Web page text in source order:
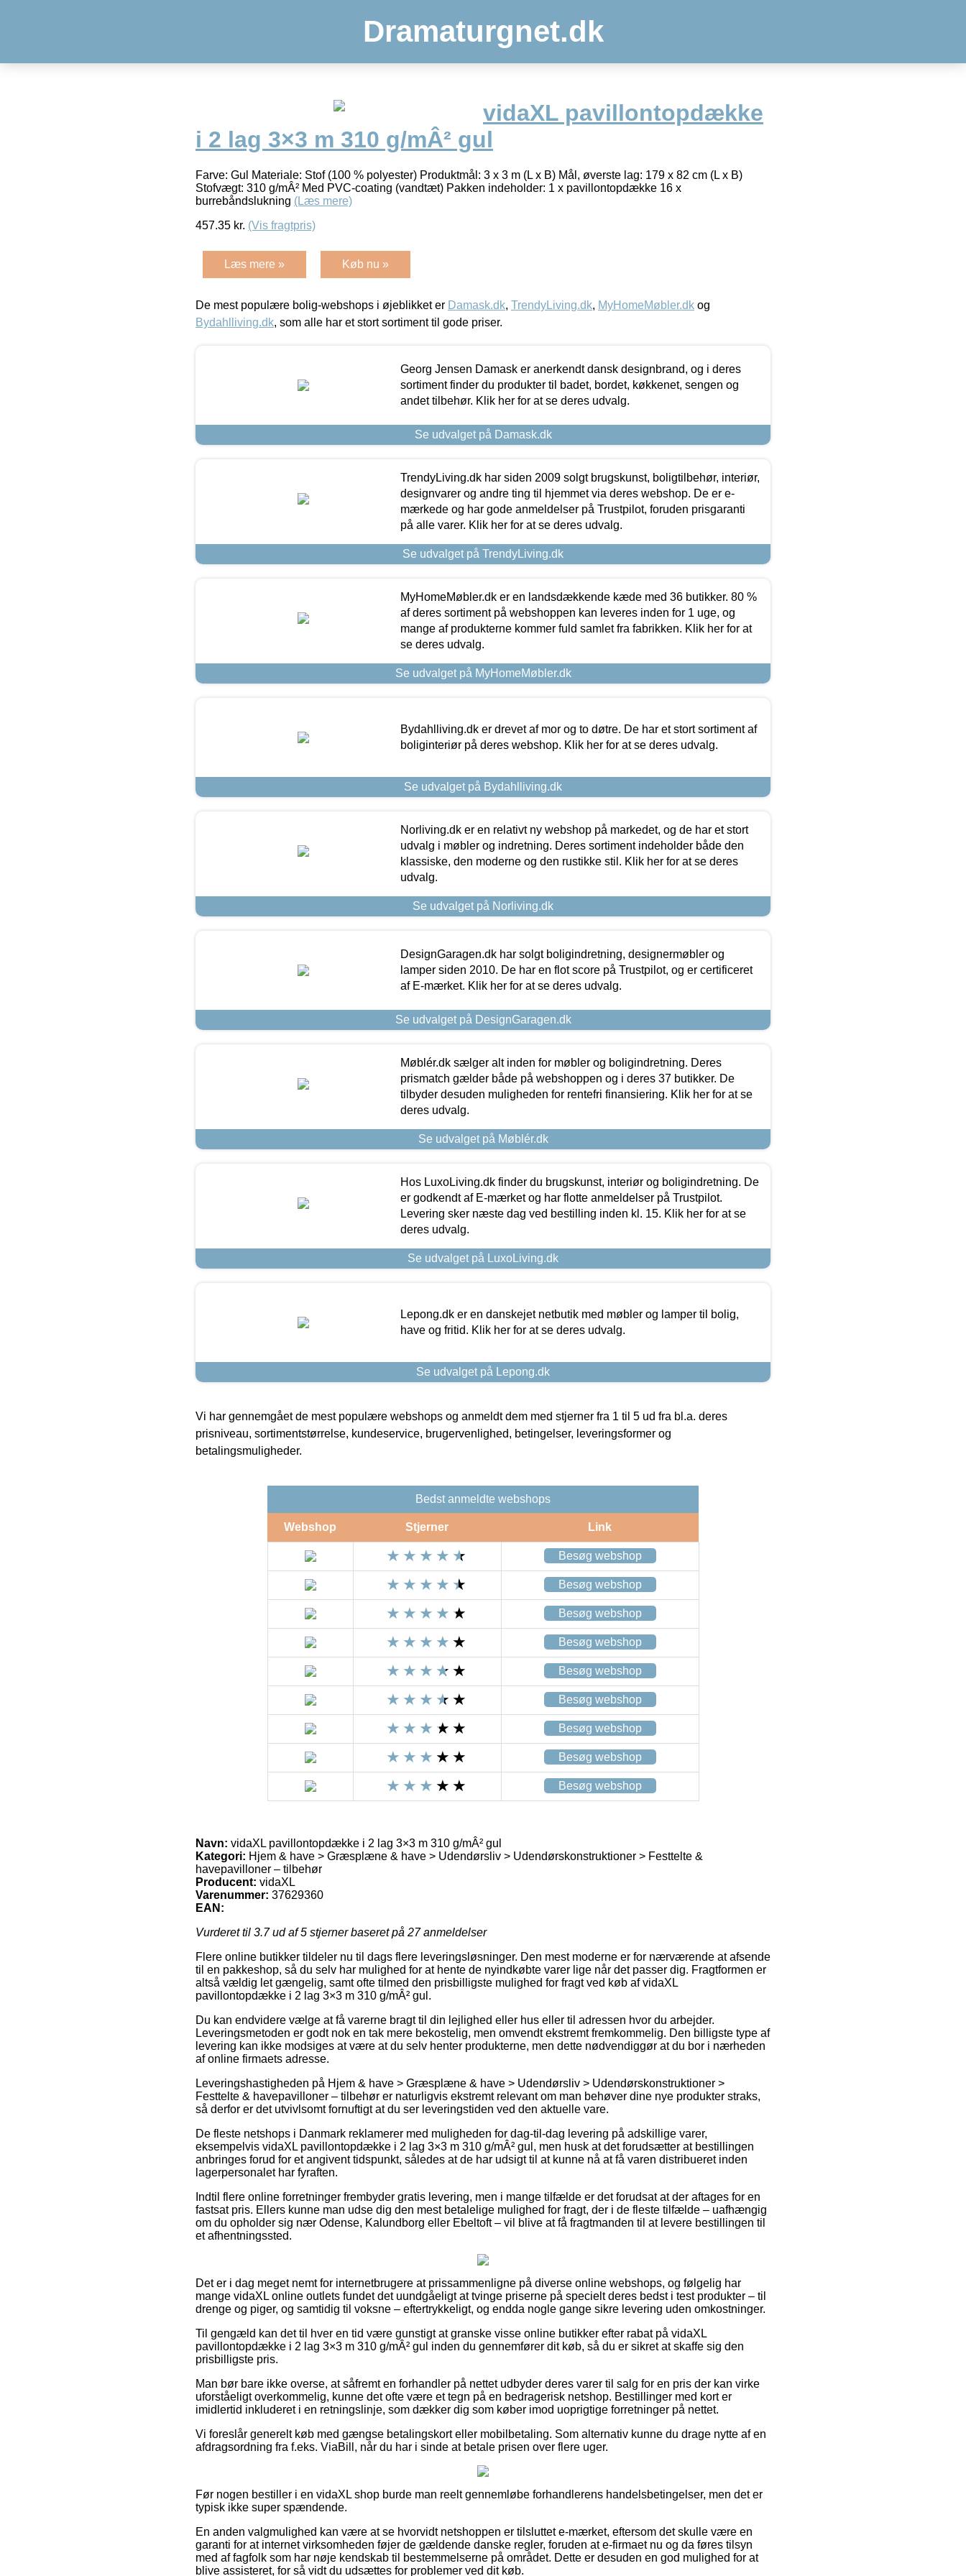
Dramaturgnet.dk
vidaXL pavillontopdække
i 2 lag 3×3 m 310 g/mÂ² gul
Farve: Gul Materiale: Stof (100 % polyester) Produktmål: 3 x 3 m (L x B) Mål, øverste lag: 179 x 82 cm (L x B)
Stofvægt: 310 g/mÂ² Med PVC-coating (vandtæt) Pakken indeholder: 1 x pavillontopdække 16 x
burrebåndslukning (Læs mere)
457.35 kr. (Vis fragtpris)
Læs mere » Køb nu »
De mest populære bolig-webshops i øjeblikket er Damask.dk, TrendyLiving.dk, MyHomeMøbler.dk og
Bydahlliving.dk, som alle har et stort sortiment til gode priser.
Georg Jensen Damask er anerkendt dansk designbrand, og i deres
sortiment finder du produkter til badet, bordet, køkkenet, sengen og
andet tilbehør. Klik her for at se deres udvalg.
Se udvalget på Damask.dk
TrendyLiving.dk har siden 2009 solgt brugskunst, boligtilbehør, interiør,
designvarer og andre ting til hjemmet via deres webshop. De er e-
mærkede og har gode anmeldelser på Trustpilot, foruden prisgaranti
på alle varer. Klik her for at se deres udvalg.
Se udvalget på TrendyLiving.dk
MyHomeMøbler.dk er en landsdækkende kæde med 36 butikker. 80 %
af deres sortiment på webshoppen kan leveres inden for 1 uge, og
mange af produkterne kommer fuld samlet fra fabrikken. Klik her for at
se deres udvalg.
Se udvalget på MyHomeMøbler.dk
Bydahlliving.dk er drevet af mor og to døtre. De har et stort sortiment af
boliginteriør på deres webshop. Klik her for at se deres udvalg.
Se udvalget på Bydahlliving.dk
Norliving.dk er en relativt ny webshop på markedet, og de har et stort
udvalg i møbler og indretning. Deres sortiment indeholder både den
klassiske, den moderne og den rustikke stil. Klik her for at se deres
udvalg.
Se udvalget på Norliving.dk
DesignGaragen.dk har solgt boligindretning, designermøbler og
lamper siden 2010. De har en flot score på Trustpilot, og er certificeret
af E-mærket. Klik her for at se deres udvalg.
Se udvalget på DesignGaragen.dk
Møblér.dk sælger alt inden for møbler og boligindretning. Deres
prismatch gælder både på webshoppen og i deres 37 butikker. De
tilbyder desuden muligheden for rentefri finansiering. Klik her for at se
deres udvalg.
Se udvalget på Møblér.dk
Hos LuxoLiving.dk finder du brugskunst, interiør og boligindretning. De
er godkendt af E-mærket og har flotte anmeldelser på Trustpilot.
Levering sker næste dag ved bestilling inden kl. 15. Klik her for at se
deres udvalg.
Se udvalget på LuxoLiving.dk
Lepong.dk er en danskejet netbutik med møbler og lamper til bolig,
have og fritid. Klik her for at se deres udvalg.
Se udvalget på Lepong.dk
Vi har gennemgået de mest populære webshops og anmeldt dem med stjerner fra 1 til 5 ud fra bl.a. deres
prisniveau, sortimentstørrelse, kundeservice, brugervenlighed, betingelser, leveringsformer og
betalingsmuligheder.
Bedst anmeldte webshops
Webshop Stjerner Link
Besøg webshop
Besøg webshop
Besøg webshop
Besøg webshop
Besøg webshop
Besøg webshop
Besøg webshop
Besøg webshop
Besøg webshop
Navn: vidaXL pavillontopdække i 2 lag 3×3 m 310 g/mÂ² gul
Kategori: Hjem & have > Græsplæne & have > Udendørsliv > Udendørskonstruktioner > Festtelte &
havepavilloner – tilbehør
Producent: vidaXL
Varenummer: 37629360
EAN:
Vurderet til 3.7ud af 5 stjerner baseret på 27anmeldelser
Flere online butikker tildeler nu til dags flere leveringsløsninger. Den mest moderne er for nærværende at afsende
til en pakkeshop, så du selv har mulighed for at hente de nyindkøbte varer lige når det passer dig. Fragtformen er
altså vældig let gængelig, samt ofte tilmed den prisbilligste mulighed for fragt ved køb af vidaXL
pavillontopdække i 2 lag 3×3 m 310 g/mÂ² gul.
Du kan endvidere vælge at få varerne bragt til din lejlighed eller hus eller til adressen hvor du arbejder.
Leveringsmetoden er godt nok en tak mere bekostelig, men omvendt ekstremt fremkommelig. Den billigste type af
levering kan ikke modsiges at være at du selv henter produkterne, men dette nødvendiggør at du bor i nærheden
af online firmaets adresse.
Leveringshastigheden på Hjem & have > Græsplæne & have > Udendørsliv > Udendørskonstruktioner >
Festtelte & havepavilloner – tilbehør er naturligvis ekstremt relevant om man behøver dine nye produkter straks,
så derfor er det utvivlsomt fornuftigt at du ser leveringstiden ved den aktuelle vare.
De fleste netshops i Danmark reklamerer med muligheden for dag-til-dag levering på adskillige varer,
eksempelvis vidaXL pavillontopdække i 2 lag 3×3 m 310 g/mÂ² gul, men husk at det forudsætter at bestillingen
anbringes forud for et angivent tidspunkt, således at de har udsigt til at kunne nå at få varen distribueret inden
lagerpersonalet har fyraften.
Indtil flere online forretninger frembyder gratis levering, men i mange tilfælde er det forudsat at der aftages for en
fastsat pris. Ellers kunne man udse dig den mest betalelige mulighed for fragt, der i de fleste tilfælde – uafhængig
om du opholder sig nær Odense, Kalundborg eller Ebeltoft – vil blive at få fragtmanden til at levere bestillingen til
et afhentningssted.
Det er i dag meget nemt for internetbrugere at prissammenligne på diverse online webshops, og følgelig har
mange vidaXL online outlets fundet det uundgåeligt at tvinge priserne på specielt deres bedst i test produkter – til
drenge og piger, og samtidig til voksne – eftertrykkeligt, og endda nogle gange sikre levering uden omkostninger.
Til gengæld kan det til hver en tid være gunstigt at granske visse online butikker efter rabat på vidaXL
pavillontopdække i 2 lag 3×3 m 310 g/mÂ² gul inden du gennemfører dit køb, så du er sikret at skaffe sig den
prisbilligste pris.
Man bør bare ikke overse, at såfremt en forhandler på nettet udbyder deres varer til salg for en pris der kan virke
uforståeligt overkommelig, kunne det ofte være et tegn på en bedragerisk netshop. Bestillinger med kort er
imidlertid inkluderet i en retningslinje, som dækker dig som køber imod uoprigtige forretninger på nettet.
Vi foreslår generelt køb med gængse betalingskort eller mobilbetaling. Som alternativ kunne du drage nytte af en
afdragsordning fra f.eks. ViaBill, når du har i sinde at betale prisen over flere uger.
Før nogen bestiller i en vidaXL shop burde man reelt gennemløbe forhandlerens handelsbetingelser, men det er
typisk ikke super spændende.
En anden valgmulighed kan være at se hvorvidt netshoppen er tilsluttet e-mærket, eftersom det skulle være en
garanti for at internet virksomheden føjer de gældende danske regler, foruden at e-firmaet nu og da føres tilsyn
med af fagfolk som har nøje kendskab til bestemmelserne på området. Dette er desuden en god mulighed for at
blive assisteret, for så vidt du udsættes for problemer ved dit køb.